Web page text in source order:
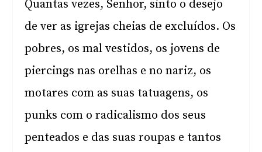
Quantas vezes, Senhor, sinto o desejo
de ver as igrejas cheias de excluídos. Os
pobres, os mal vestidos, os jovens de
piercings nas orelhas e no nariz, os
motares com as suas tatuagens, os
punks com o radicalismo dos seus
penteados e das suas roupas e tantos